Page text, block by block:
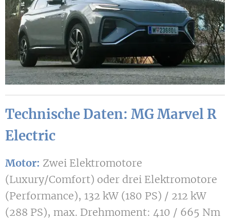
Technische Daten: MG Marvel R
Electric
Motor: Zwei Elektromotore
(Luxury/Comfort) oder drei Elektromotore
(Performance), 132 kW (180 PS) / 212 kW
(288 PS), max. Drehmoment: 410 / 665 Nm